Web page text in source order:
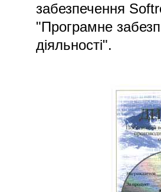
забезпечення
"Програмне
діяльності".